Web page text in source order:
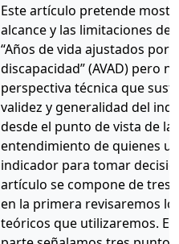
Este artículo pretende
alcance y las limitaciones
“Años de vida ajustados por
discapacidad” (AVAD) pero
perspectiva técnica que
validez y generalidad del
desde el punto de vista de la
entendimiento de quienes
indicador para tomar
artículo se compone de tres
en la primera revisaremos
teóricos que utilizaremos.